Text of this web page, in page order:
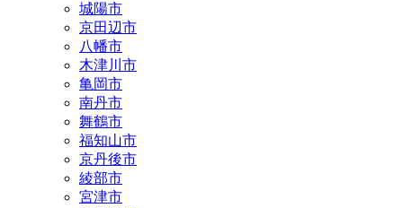
城陽市
京田辺市
八幡市
木津川市
亀岡市
南丹市
舞鶴市
福知山市
京丹後市
綾部市
宮津市